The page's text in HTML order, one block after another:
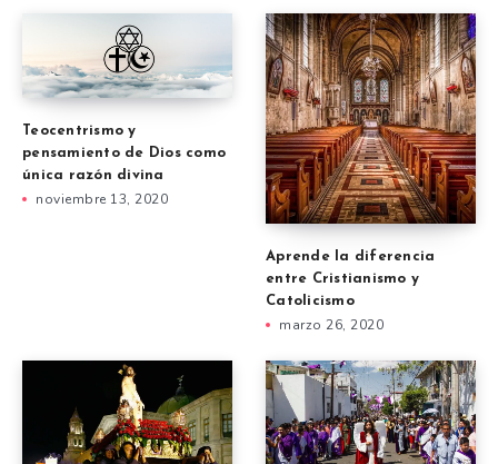
Teocentrismo y
pensamiento de Dios como
única razón divina
noviembre 13, 2020
Aprende la diferencia
entre Cristianismo y
Catolicismo
marzo 26, 2020